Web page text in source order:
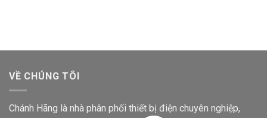
VỀ CHÚNG TÔI
Chánh Hãng là nhà phân phối thiết bị điện chuyên nghiệp,